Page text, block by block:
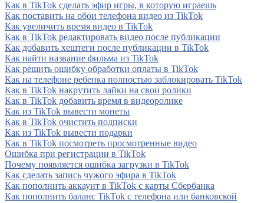
Как в TikTok сделать эфир игры, в которую играешь
Как поставить на обои телефона видео из TikTok
Как увеличить время видео в TikTok
Как в TikTok редактировать видео после публикации
Как добавить хештеги после публикации в TikTok
Как найти название фильма из TikTok
Как решить ошибку обработки оплаты в TikTok
Как на телефоне ребенка полностью заблокировать TikTok
Как в TikTok накрутить лайки на свои ролики
Как в TikTok добавить время в видеоролике
Как из TikTok вывести монеты
Как в TikTok очистить подписки
Как из TikTok вывести подарки
Как в TikTok посмотреть просмотренные видео
Ошибка при регистрации в TikTok
Почему появляется ошибка загрузки в TikTok
Как сделать запись чужого эфира в TikTok
Как пополнить аккаунт в TikTok с карты Сбербанка
Как пополнить баланс TikTok с телефона или банковской